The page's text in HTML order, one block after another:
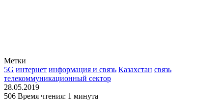
Метки
5G интернет информация и связь Казахстан связь
телекоммуникационный сектор
28.05.2019
506 Время чтения: 1 минута